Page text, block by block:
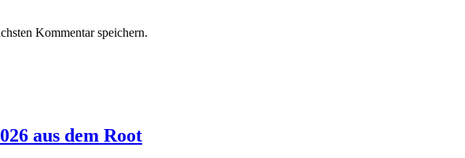
Kommentar speichern.
aus dem Root